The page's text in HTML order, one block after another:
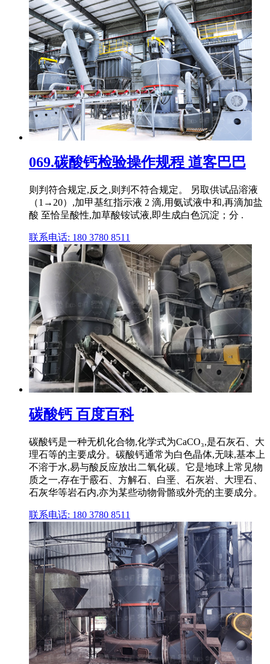
069.碳酸钙检验操作规程 道客巴巴
则判符合规定,反之,则判不符合规定。 另取供试品溶液
（1→20）,加甲基红指示液 2 滴,用氨试液中和,再滴加盐
酸 至恰呈酸性,加草酸铵试液,即生成白色沉淀；分 .
联系电话: 180 3780 8511
碳酸钙 百度百科
碳酸钙是一种无机化合物,化学式为CaCO₃,是石灰石、大
理石等的主要成分。碳酸钙通常为白色晶体,无味,基本上
不溶于水,易与酸反应放出二氧化碳。它是地球上常见物
质之一,存在于霰石、方解石、白垩、石灰岩、大理石、
石灰华等岩石内,亦为某些动物骨骼或外壳的主要成分。
联系电话: 180 3780 8511